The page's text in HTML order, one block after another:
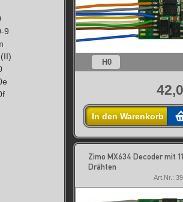
9
H0
In den Warenkorb
Zimo MX634 Decoder mit 11
Drähten
Art.Nr.: